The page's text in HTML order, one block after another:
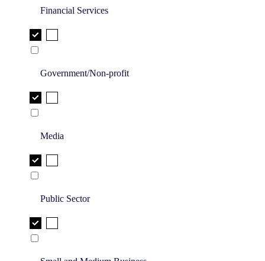
Financial Services
Government/Non-profit
Media
Public Sector